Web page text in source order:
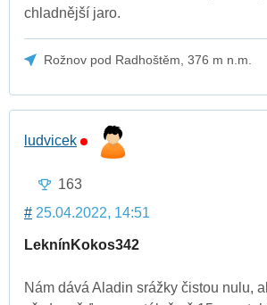
chladnější jaro.
Rožnov pod Radhoštěm, 376 m n.m.
ludvicek
163
# 25.04.2022, 14:51
Leknín Kokos342
Nám dává Aladin srážky čistou nulu,